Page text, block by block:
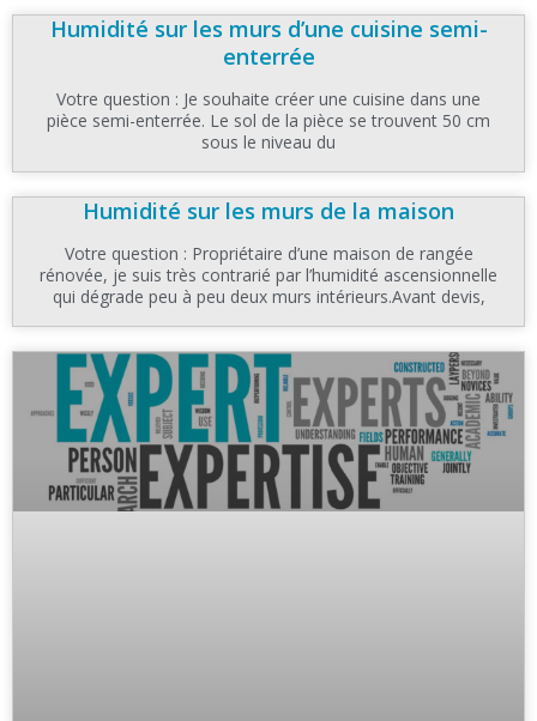
Humidité sur les murs d’une cuisine semi-
enterrée
Votre question : Je souhaite créer une cuisine dans une
pièce semi-enterrée. Le sol de la pièce se trouvent 50 cm
sous le niveau du
Humidité sur les murs de la maison
Votre question : Propriétaire d’une maison de rangée
rénovée, je suis très contrarié par l’humidité ascensionnelle
qui dégrade peu à peu deux murs intérieurs.Avant devis,